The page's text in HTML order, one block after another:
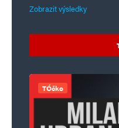
Zobrazit výsledky
TÓčko